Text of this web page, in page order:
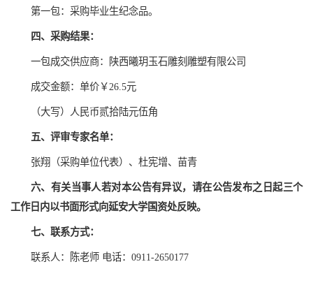
第一包：采购毕业生纪念品。
四、采购结果：
一包成交供应商：陕西曦玥玉石雕刻雕塑有限公司
成交金额：单价￥26.5元
（大写）人民币贰拾陆元伍角
五、评审专家名单：
张翔（采购单位代表）、杜宪增、苗青
六、有关当事人若对本公告有异议，请在公告发布之日起三个
工作日内以书面形式向延安大学国资处反映。
七、联系方式：
联系人：陈老师 电话：0911-2650177